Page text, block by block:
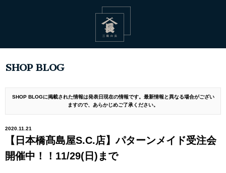
SHOP BLOG
SHOP BLOGに掲載された情報は発表日現在の情報です。最新情報と異なる場合がござい
ますので、あらかじめご了承ください。
2020.11.21
【日本橋髙島屋S.C.店】パターンメイド受注会
開催中！！11/29(日)まで